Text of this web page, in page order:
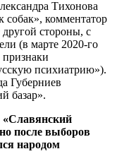
Тихонова
собак», комментатор
стороны, с
(в марте 2020-го
психиатрию»).
Губерниев
базар».
«Славянский
после выборов
народом